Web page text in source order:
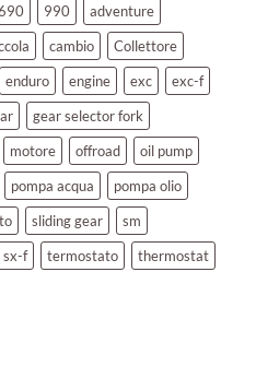
990
adventure
cambio
Collettore
enduro engine exc
exc-f
gear selector fork
motore offroad
oil pump
pompa acqua
pompa olio
sliding gear
sm
sx-f termostato
thermostat